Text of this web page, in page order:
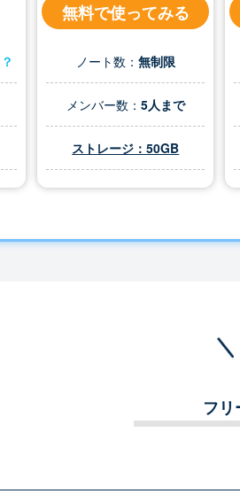
？
無料で使ってみる
ノート数： 無制限
メンバー数： 5人まで
ストレージ：50GB
フリ